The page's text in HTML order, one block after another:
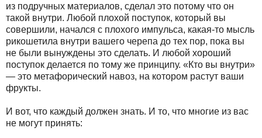
из подручных материалов, сделал это потому что он
такой внутри. Любой плохой поступок, который вы
совершили, начался с плохого импульса, какая-то мысль
рикошетила внутри вашего черепа до тех пор, пока вы
не были вынуждены это сделать. И любой хороший
поступок делается по тому же принципу. «Кто вы внутри»
— это метафорический навоз, на котором растут ваши
фрукты.
И вот, что каждый должен знать. И то, что многие из вас
не могут принять: